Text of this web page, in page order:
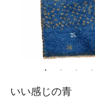
いい感じの青